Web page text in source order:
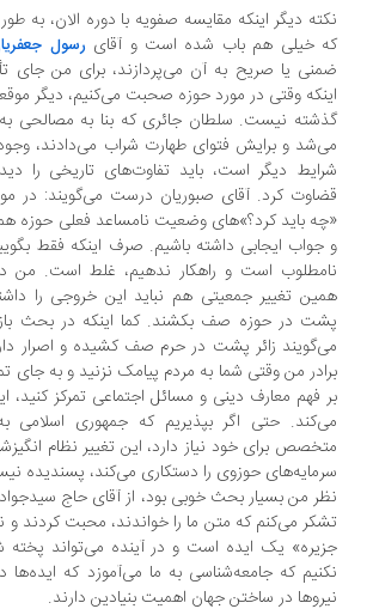
دیگر اینکه مقایسه صفویه با دوره الان، به طور
خیلی هم باب شده است و آقای رسول جعفریانهم
یا صریح به آن می‌پردازند، برای من جای تأمل
وقتی در مورد حوزه صحبت می‌کنیم، دیگر موقعیت،
نیست. سلطان جائری که بنا به مصالحی به
و برایش فتوای طهارت شراب می‌دادند، وجود
دیگر است، باید تفاوت‌های تاریخی را دید تا
کرد. آقای صبوریان درست می‌گویند: در مورد
باید کرد؟»های وضعیت نامساعد فعلی حوزه هم ما
ایجابی داشته باشیم. صرف اینکه فقط بگوییم
است و راهکار ندهیم، غلط است. من در حد
تغییر جمعیتی هم نباید این خروجی را داشته
در حوزه صف بکشند. کما اینکه در بحث بازسازی
زائر پشت در حرم صف کشیده و اصرار دارد
من وقتی شما به مردم پیامک نزنید و به جای تمرکز
فهم معارف دینی و مسائل اجتماعی تمرکز کنید، این
حتی اگر بپذیریم که جمهوری اسلامی به
برای خود نیاز دارد، این تغییر نظام انگیزشی و
حوزوی را دستکاری می‌کند، پسندیده نیست.
من بسیار بحث خوبی بود، از آقای حاج سیدجوادی و
می‌کنم که متن‌ ما را خواندند، محبت کردند و نظر
یک ایده است و در آینده می‌تواند پخته شود،
که جامعه‌شناسی به ما می‌آموزد که ایده‌ها در
در ساختن جهان اهمیت بنیادین دارند.